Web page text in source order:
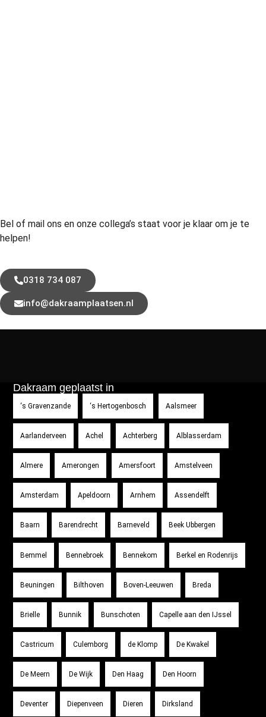
Bel of mail ons en onze collega’s staat voor je klaar om je te
helpen!
0318 734 087
info@dakraamplaatsen.nl
Dakraam geplaatst in
‘s Gravenzande ‘s Hertogenbosch Aalsmeer
Aarlanderveen Achel Achterberg Alblasserdam
Almere Amerongen Amersfoort Amstelveen
Amsterdam Apeldoorn Arnhem Assendelft
Baarn Barendrecht Barneveld Beek Ubbergen
Bemmel Bennebroek Bennekom Berkel en Rodenrijs
Beuningen Bilthoven Boven-Leeuwen Breda
Brielle Bunnik Bunschoten Capelle aan den IJssel
Castricum Culemborg de Klomp De Kwakel
De Meern De Wijk Den Haag Den Hoorn
Deventer Diepenveen Dieren Dirksland